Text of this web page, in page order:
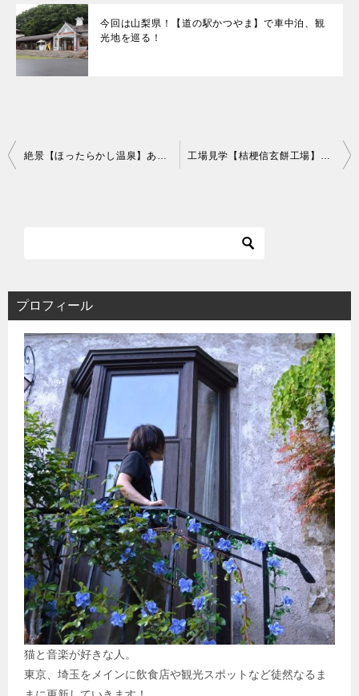
今回は山梨県！【道の駅かつやま】で車中泊、観
光地を巡る！
投
稿
ン
プロフィール
猫と音楽が好きな人。
東京、埼玉をメインに飲食店や観光スポットなど徒然なるま